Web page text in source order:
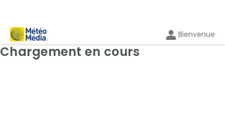
Bienvenue
Cartes: Radar
Chargement en cours